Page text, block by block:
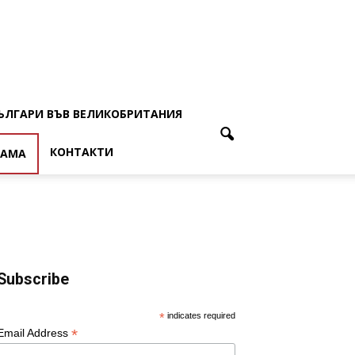
ВЪВ ВЕЛИКОБРИТАНИЯ
КОНТАКТИ
* indicates required
Address *